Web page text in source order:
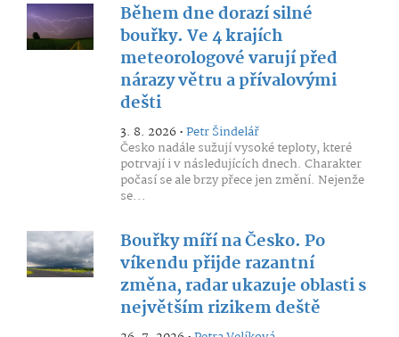
Během dne dorazí silné
bouřky. Ve 4 krajích
meteorologové varují před
nárazy větru a přívalovými
dešti
3. 8. 2026 •Petr Šindelář
Česko nadále sužují vysoké teploty, které
potrvají i v následujících dnech. Charakter
počasí se ale brzy přece jen změní. Nejenže
se...
Bouřky míří na Česko. Po
víkendu přijde razantní
změna, radar ukazuje oblasti s
největším rizikem deště